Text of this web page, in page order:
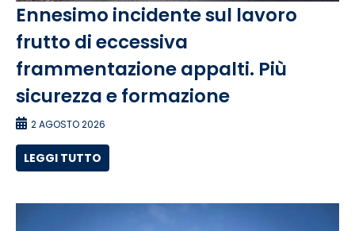
Ennesimo incidente sul lavoro
frutto di eccessiva
frammentazione appalti. Più
sicurezza e formazione
2 AGOSTO 2026
LEGGI TUTTO